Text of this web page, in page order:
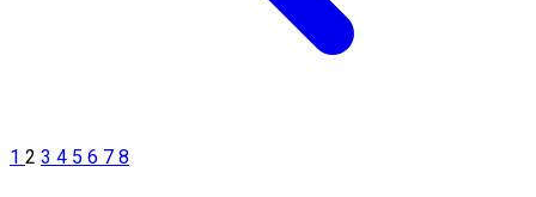
1 2 3 4 5 6 7 8